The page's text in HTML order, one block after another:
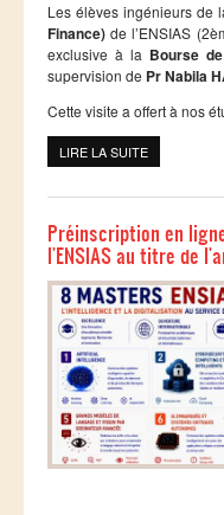
BIBLIOTHEQUE
Les élèves ingénieurs de
Finance) de l’ENSIAS
exclusive à la Bourse
supervision de Pr Nabila
Cette visite a offert à nos
LIRE LA SUITE
Préinscription en
l'ENSIAS au titre de